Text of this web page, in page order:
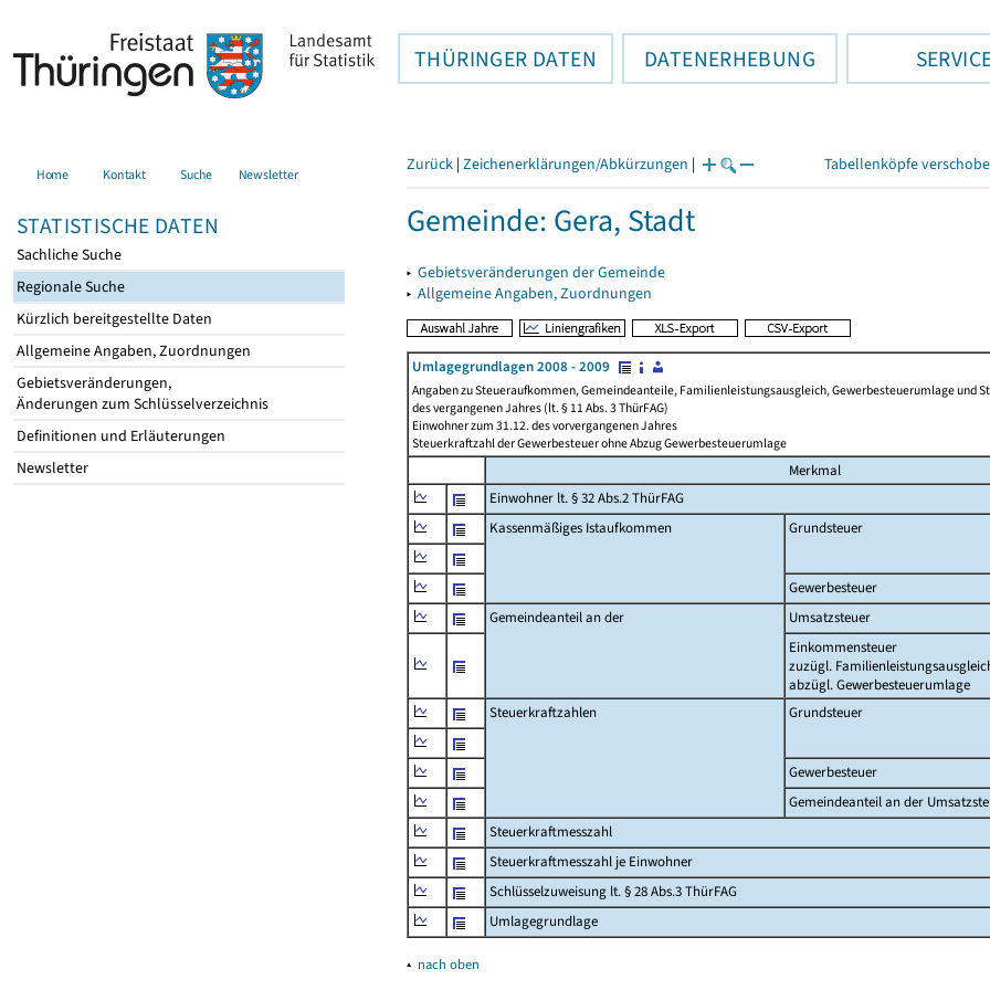
THÜRINGER DATEN DATENERHEBUNG
Home Kontakt Suche Newsletter
STATISTISCHE DATEN
Sachliche Suche
Regionale Suche
Kürzlich bereitgestellte Daten
Allgemeine Angaben, Zuordnungen
Gebietsveränderungen,
Änderungen zum Schlüsselverzeichnis
Definitionen und Erläuterungen
Newsletter
Zurück | Zeichenerklärungen/Abkürzungen | Tabellenköpfe
Gemeinde: Gera, Stadt
▸ Gebietsveränderungen der Gemeinde
▸ Allgemeine Angaben, Zuordnungen
Umlagegrundlagen 2008 - 2009
Angaben zu Steueraufkommen, Gemeindeanteile, Familienleistungsausgleich, Gewerbesteuerumlage und
des vergangenen Jahres (lt. § 11 Abs. 3 ThürFAG)
Einwohner zum 31.12. des vorvergangenen Jahres
Steuerkraftzahl der Gewerbesteuer ohne Abzug Gewerbesteuerumlage
Merkmal
Einwohner lt. § 32 Abs.2 ThürFAG
Kassenmäßiges Istaufkommen
Grundsteuer
Gewerbesteuer
Gemeindeanteil an der
Umsatzsteuer
Einkommensteuer
zuzügl.
abzügl. Gewerbesteuerumlage
Steuerkraftzahlen
Grundsteuer
Gewerbesteuer
Gemeindeanteil an der
Steuerkraftmesszahl
Steuerkraftmesszahl je Einwohner
Schlüsselzuweisung lt. § 28 Abs.3 ThürFAG
Umlagegrundlage
▴ nach oben